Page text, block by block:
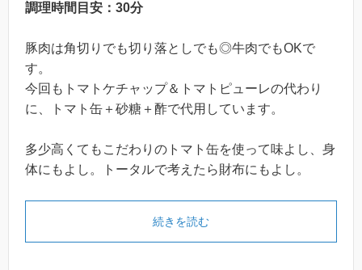
調理時間目安：30分
豚肉は角切りでも切り落としでも◎牛肉でもOKで
す。
今回もトマトケチャップ＆トマトピューレの代わり
に、トマト缶＋砂糖＋酢で代用しています。
多少高くてもこだわりのトマト缶を使って味よし、身
体にもよし。トータルで考えたら財布にもよし。
続きを読む